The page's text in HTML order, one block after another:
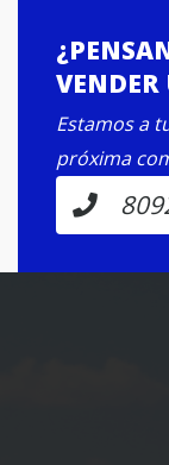
Estamos a
próxima